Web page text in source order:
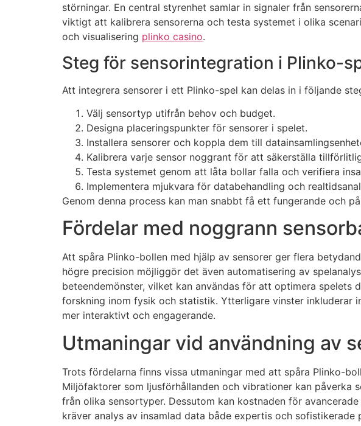
störningar. En central styrenhet samlar in signaler från
viktigt att kalibrera sensorerna och testa systemet i olika
och visualisering plinko casino.
Steg för sensorintegration i Plinko-
Att integrera sensorer i ett Plinko-spel kan delas in i följande
Välj sensortyp utifrån behov och budget.
Designa placeringspunkter för sensorer i spelet.
Installera sensorer och koppla dem till
Kalibrera varje sensor noggrant för att säkerställa
Testa systemet genom att låta bollar falla och verifiera
Implementera mjukvara för databehandling och
Genom denna process kan man snabbt få ett fungerande och
Fördelar med noggrann
Att spåra Plinko-bollen med hjälp av sensorer ger flera
högre precision möjliggör det även automatisering av
beteendemönster, vilket kan användas för att optimera spelets
forskning inom fysik och statistik. Ytterligare vinster inkluderar
mer interaktivt och engagerande.
Utmaningar vid användning av
Trots fördelarna finns vissa utmaningar med att spåra Plinko-
Miljöfaktorer som ljusförhållanden och vibrationer kan påverka
från olika sensortyper. Dessutom kan kostnaden för
kräver analys av insamlad data både expertis och